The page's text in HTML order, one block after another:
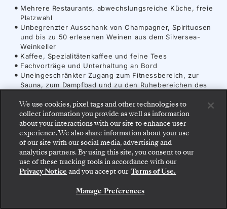
Mehrere Restaurants, abwechslungsreiche Küche, freie
Platzwahl
Unbegrenzter Ausschank von Champagner, Spirituosen
und bis zu 50 erlesenen Weinen aus dem Silversea-
Weinkeller
Kaffee, Spezialitätenkaffee und feine Tees
Fachvorträge und Unterhaltung an Bord
Uneingeschränkter Zugang zum Fitnessbereich, zur
Sauna, zum Dampfbad und zu den Ruhebereichen des
ANNEHMLICHKEITEN
Unbegrenzt kostenloses WiFi
Sämtliche Trinkgelder an Bord
-Silver Wind
Gehen Sie an Bord: Wählen Sie Ihre Suite und
prüfen Sie die Preise und Inklusivleistungen, bevor
Sie Ihre Silversea-Reise sicher bestätigen.
BUCHEN SIE IHRE SUITE
We use cookies, pixel tags and other technologies to
collect information you provide as well as information
about your interactions with our site to enhance user
experience. We also share information about your use
of our site with our social media, advertising and
analytics partners. By using this site, you consent to our
use of these tracking tools in accordance with our
Privacy Notice and you accept our Terms of Use.
Manage Preferences